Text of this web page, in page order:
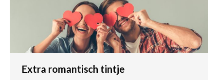
Extra romantisch tintje